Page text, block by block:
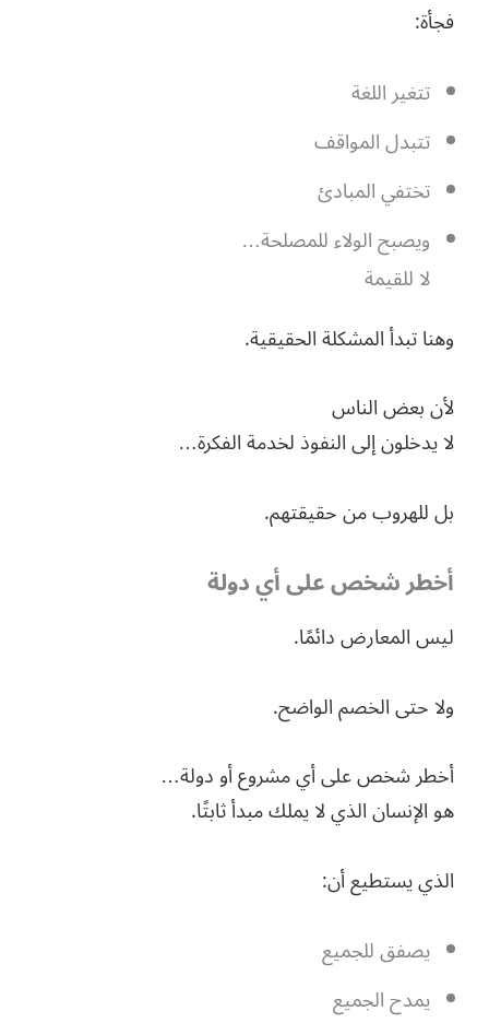
فجأة:
تتغير اللغة
تتبدل المواقف
تختفي المبادئ
ويصبح الولاء للمصلحة…
لا للقيمة
وهنا تبدأ المشكلة الحقيقية.
لأن بعض الناس
لا يدخلون إلى النفوذ لخدمة الفكرة…
بل للهروب من حقيقتهم.
أخطر شخص على أي دولة
ليس المعارض دائمًا.
ولا حتى الخصم الواضح.
أخطر شخص على أي مشروع أو دولة…
هو الإنسان الذي لا يملك مبدأ ثابتًا.
الذي يستطيع أن:
يصفق للجميع
يمدح الجميع